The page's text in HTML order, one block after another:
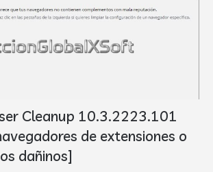
Cleanup 10.3.2223.101
de extensiones o
dañinos]